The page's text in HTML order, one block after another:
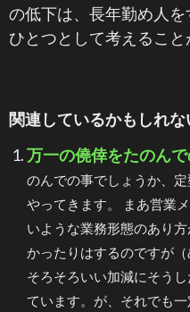
の低下は、長年勤め人
ひとつとして考えること
関連しているかもしれ
万一の僥倖をたのん
のんでの事でしょうか、
やってきます。 まあ営業
いような業務形態のあり
かったりはするのですが
そろそろいい加減にそう
ています。が、それでも